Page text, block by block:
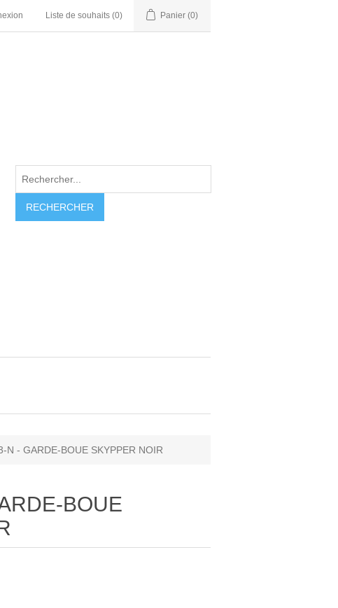
Liste de souhaits (0) Panier (0)
RECHERCHER
N - GARDE-BOUE SKYPPER NOIR
BOUE